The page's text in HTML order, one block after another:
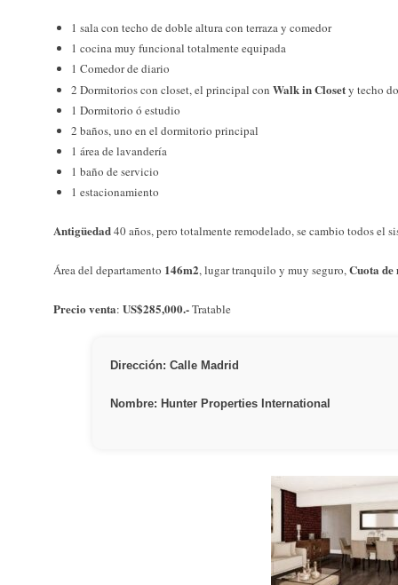
1 sala con techo de doble altura con terraza y comedor
1 cocina muy funcional totalmente equipada
1 Comedor de diario
2 Dormitorios con closet, el principal con Walk in Closety techo
1 Dormitorio ó estudio
2 baños, uno en el dormitorio principal
1 área de lavandería
1 baño de servicio
1 estacionamiento
Antigüedad40 años, pero totalmente remodelado, se cambio todos el
Área del departamento 146m2, lugar tranquilo y muy seguro,Cuota
Precio venta: US$285,000.-Tratable
Dirección: Calle Madrid
Nombre: Hunter Properties International